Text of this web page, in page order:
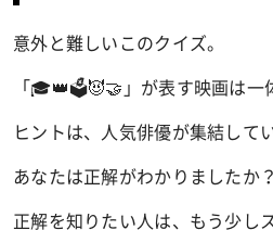
意外と難しいこのクイズ。
「🎓👑🗳️😈🤝」が表す映画は一
ヒントは、人気俳優が集結して
あなたは正解がわかりましたか？
正解を知りたい人は、もう少し